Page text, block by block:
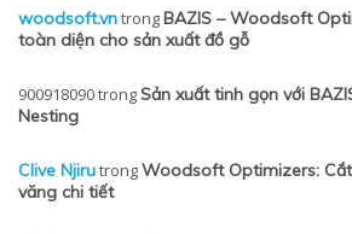
woodsoft.vntrongBAZIS – Woodsoft
toàn diện cho sản xuất đồ gỗ
900918090trongSản xuất tinh gọn với
Nesting
Clive NjirutrongWoodsoft Optimizers:
văng chi tiết